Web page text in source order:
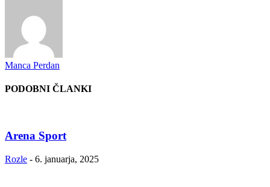
Manca Perdan
PODOBNI ČLANKI
Arena Sport
Rozle - 6. januarja, 2025